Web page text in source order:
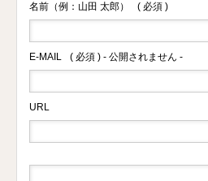
名前（例：山田 太郎） ( 必須 )
E-MAIL ( 必須 ) - 公開されません -
URL